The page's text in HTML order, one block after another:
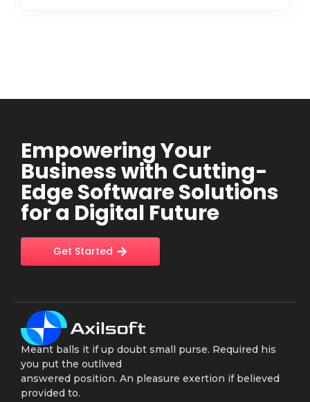
Empowering Your
Business with Cutting-
Edge Software Solutions
for a Digital Future
Get Started
Meant balls it if up doubt small purse. Required his
you put the outlived
answered position. An pleasure exertion if believed
provided to.